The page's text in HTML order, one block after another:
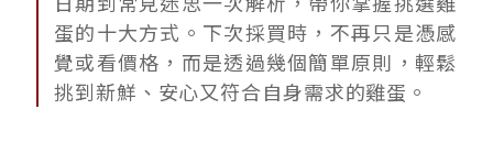
蛋的十大方式。下次採買時，不再只是憑感
覺或看價格，而是透過幾個簡單原則，輕鬆
挑到新鮮、安心又符合自身需求的雞蛋。